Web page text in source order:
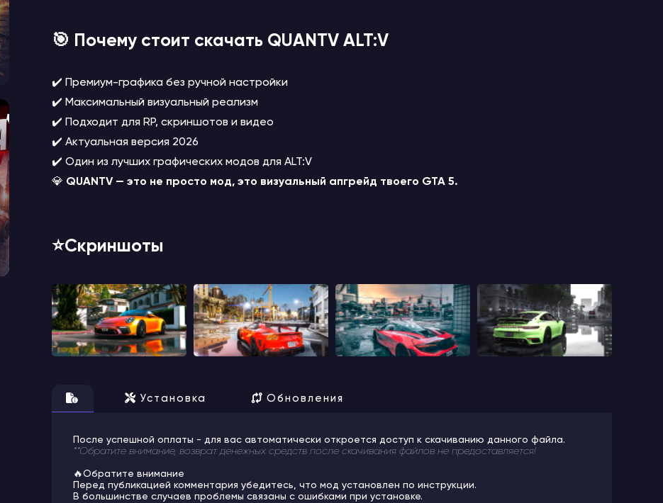
🔥
🎯 Почему стоит скачать QUANTV ALT:V
✔️ Премиум-графика без ручной настройки
✔️ Максимальный визуальный реализм
✔️ Подходит для RP, скриншотов и видео
✔️ Актуальная версия 2026
✔️ Один из лучших графических модов для ALT:V
💎 QUANTV — это не просто мод, это визуальный апгрейд твоего GTA 5.
⭐️Скриншоты
Установка Обновления
После успешной оплаты - для вас автоматически откроется доступ к скачиванию данного файла.
**Обратите внимание, возврат денежных средств после скачивания файлов не предоставляется!
🔥Обратите внимание
Перед публикацией комментария убедитесь, что мод установлен по инструкции.
В большинстве случаев проблемы связаны с ошибками при установке.